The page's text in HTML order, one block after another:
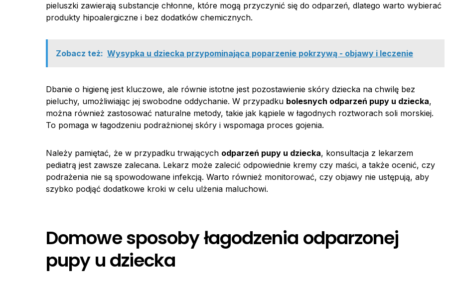
pieluszki zawierają substancje chłonne, które mogą przyczynić się do odparzeń, dlatego warto wybierać
produkty hipoalergiczne i bez dodatków chemicznych.
Zobacz też: Wysypka u dziecka przypominająca poparzenie pokrzywą - objawy i leczenie
Dbanie o higienę jest kluczowe, ale równie istotne jest pozostawienie skóry dziecka na chwilę bez
pieluchy, umożliwiając jej swobodne oddychanie. W przypadku bolesnych odparzeń pupy u dziecka,
można również zastosować naturalne metody, takie jak kąpiele w łagodnych roztworach soli morskiej.
To pomaga w łagodzeniu podrażnionej skóry i wspomaga proces gojenia.
Należy pamiętać, że w przypadku trwających odparzeń pupy u dziecka, konsultacja z lekarzem
pediatrą jest zawsze zalecana. Lekarz może zalecić odpowiednie kremy czy maści, a także ocenić, czy
podrażenia nie są spowodowane infekcją. Warto również monitorować, czy objawy nie ustępują, aby
szybko podjąć dodatkowe kroki w celu ulżenia maluchowi.
Domowe sposoby łagodzenia odparzonej
pupy u dziecka